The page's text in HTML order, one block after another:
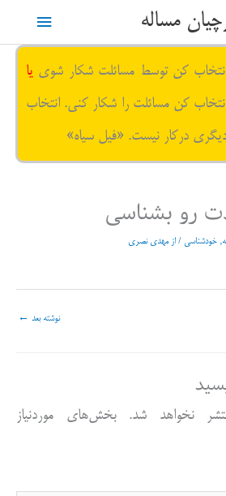
مساله
فهرست
کن توسط مسائلت شکار شوی یا
کن مسائلت را شکار کنی. انتخاب
درکار نیست. «فیل سیاه»
رو بشناسی
, خودشناسی / از مهدی نصری
نوشته بعد ←
نخواهد شد.
بخش‌های موردنیاز